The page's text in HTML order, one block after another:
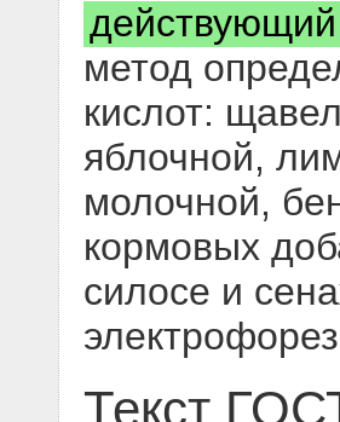
действующий
метод
кислот:
яблочной,
молочной,
кормовых
силосе и
Текст